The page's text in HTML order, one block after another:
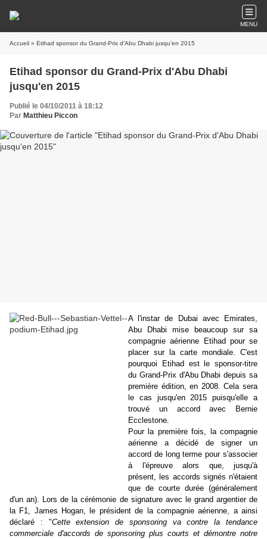
MENU
Accueil » Etihad sponsor du Grand-Prix d'Abu Dhabi jusqu'en 2015
Etihad sponsor du Grand-Prix d'Abu Dhabi
jusqu'en 2015
Publié le 04/10/2011 à 18:12
Par Matthieu Piccon
A l'instar de Dubai avec Emirates,
Abu Dhabi mise beaucoup sur sa
compagnie aérienne Etihad pour se
placer sur la carte mondiale. C'est
pourquoi Etihad est le sponsor-titre
du Grand-Prix d'Abu Dhabi depuis sa
première édition, en 2008. Cela sera
le cas jusqu'en 2015 puisqu'elle a
trouvé un accord avec Bernie
Ecclestone.
Pour la première fois, la compagnie
aérienne a décidé de signer un
accord de long terme pour s'associer
à l'épreuve alors que, jusqu'à
présent, les accords signés n'étaient
que de courte durée (généralement
d'un an). Lors de la cérémonie de signature avec le grand argentier de
la F1, James Hogan, le président de la compagnie aérienne, a ainsi
déclaré : "Cette extension de sponsoring va contre la tendance
commerciale d'accords de sponsoring plus courts et démontre notre